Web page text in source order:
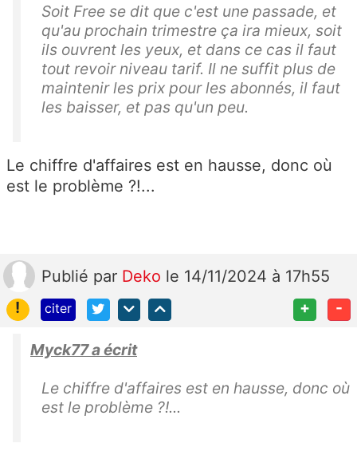
Soit Free se dit que c'est une passade, et
qu'au prochain trimestre ça ira mieux, soit
ils ouvrent les yeux, et dans ce cas il faut
tout revoir niveau tarif. Il ne suffit plus de
maintenir les prix pour les abonnés, il faut
les baisser, et pas qu'un peu.
Le chiffre d'affaires est en hausse, donc où
est le problème ?!...
Publié par Deko le 14/11/2024 à 17h55
!
citer + -
Myck77 a écrit
Le chiffre d'affaires est en hausse, donc où
est le problème ?!...